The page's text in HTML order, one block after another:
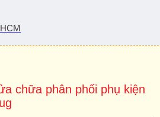
chữa phân phối phụ kiện